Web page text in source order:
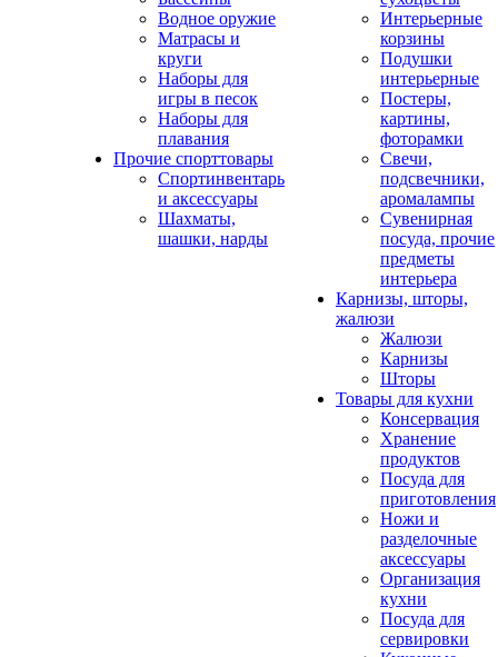
Водное оружие
Матрасы и
круги
Наборы для
игры в песок
Наборы для
плавания
Прочие спорттовары
Спортинвентарь
и аксессуары
Шахматы,
шашки, нарды
Интерьерные
корзины
Подушки
интерьерные
Постеры,
картины,
фоторамки
Свечи,
подсвечники,
аромалампы
Сувенирная
посуда, прочие
предметы
интерьера
Карнизы, шторы,
жалюзи
Жалюзи
Карнизы
Шторы
Товары для кухни
Консервация
Хранение
продуктов
Посуда для
приготовления
Ножи и
разделочные
аксессуары
Организация
кухни
Посуда для
сервировки